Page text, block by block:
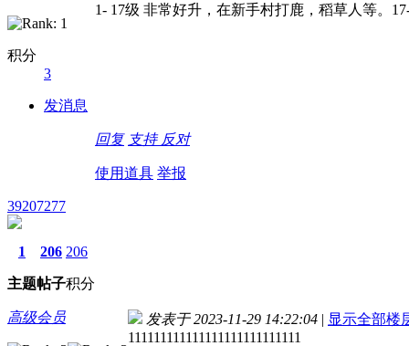
积分
3
发消息
1- 17级 非常好升，在新手村打鹿，稻草人等。
回复 支持 反对
使用道具 举报
39207277
1
主题
206
帖子
206
积分
高级会员 发表于 2023-11-29 14:22:04 | 显示全部楼
111111111111111111111111111